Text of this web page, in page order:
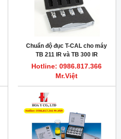
Chuẩn độ đục T-CAL cho máy
TB 211 IR và TB 300 IR
Turbidimeter
Hotline: 0986.817.366
Mr.Việt